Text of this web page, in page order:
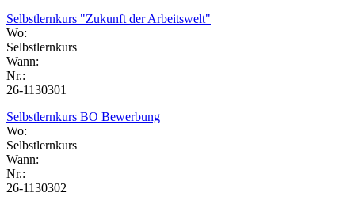
Selbstlernkurs "Zukunft der Arbeitswelt"
Wo:
Selbstlernkurs
Wann:
Nr.:
26-1130301
Selbstlernkurs BO Bewerbung
Wo:
Selbstlernkurs
Wann:
Nr.:
26-1130302